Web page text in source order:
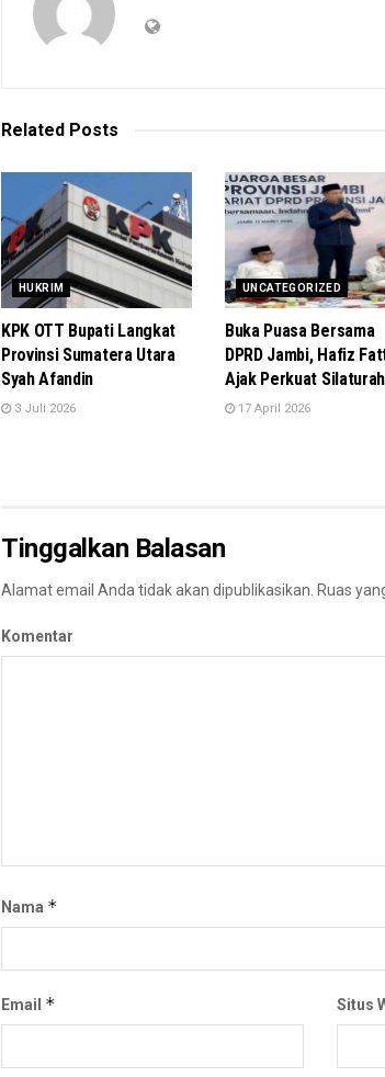
Related Posts
HUKRIM
KPK OTT Bupati Langkat
Provinsi Sumatera Utara
Syah Afandin
3 Juli 2026
UNCATEGORIZED
Buka Puasa Bersama
DPRD Jambi, Hafiz
Ajak Perkuat
17 April 2026
Tinggalkan Balasan
Alamat email Anda tidak akan dipublikasikan. Ruas
Komentar
Nama *
Email * Situs